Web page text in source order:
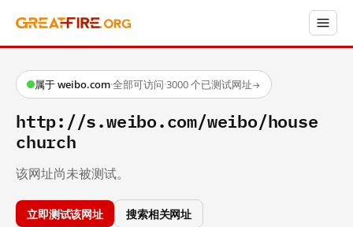
属于 weibo.com·全部可访问·3000 个已测试网址→
http://s.weibo.com/weibo/house
church
该网址尚未被测试。
立即测试该网址 搜索相关网址